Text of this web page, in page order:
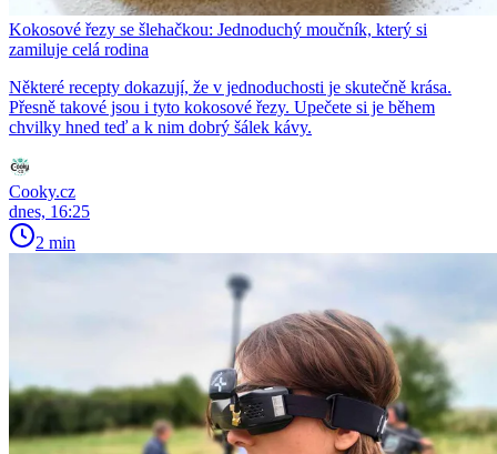
Kokosové řezy se šlehačkou: Jednoduchý moučník, který si
zamiluje celá rodina
Některé recepty dokazují, že v jednoduchosti je skutečně krása.
Přesně takové jsou i tyto kokosové řezy. Upečete si je během
chvilky hned teď a k nim dobrý šálek kávy.
Cooky.cz
dnes, 16:25
2 min